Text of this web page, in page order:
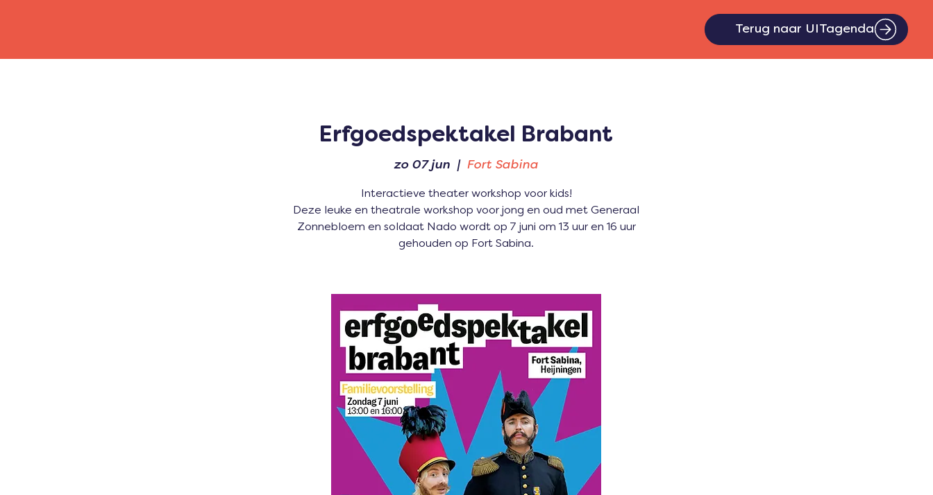
Terug naar UITagenda
Erfgoedspektakel Brabant
zo 07 jun
  |
Fort Sabina
Interactieve theater workshop voor kids!
Deze leuke en theatrale workshop voor jong en oud met Generaal
Zonnebloem en soldaat Nado wordt op 7 juni om 13 uur en 16 uur
gehouden op Fort Sabina.